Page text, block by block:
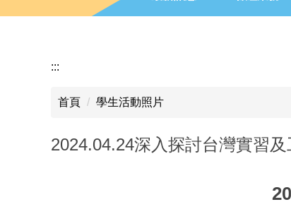
:::
首頁 學生活動照片
2024.04.24深入探討台灣實習